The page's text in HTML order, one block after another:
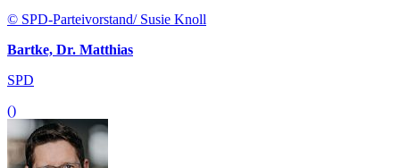
© SPD-Parteivorstand/ Susie Knoll
Bartke, Dr. Matthias
SPD
()